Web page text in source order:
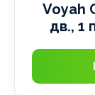
Voyah
дв., 1